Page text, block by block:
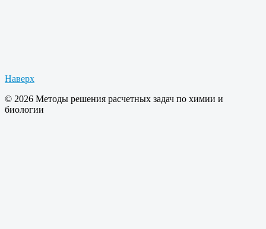
Наверх
© 2026 Методы решения расчетных задач по химии и
биологии